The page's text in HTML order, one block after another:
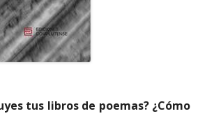
tus libros de poemas? ¿Cómo